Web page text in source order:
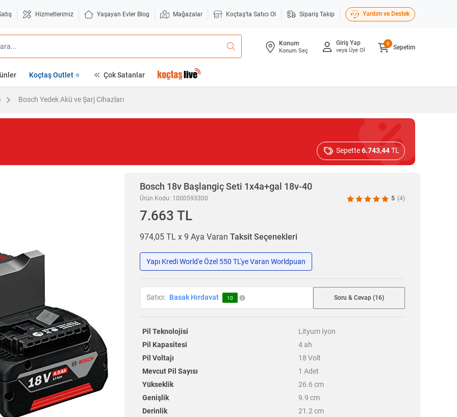
Hizmetlerimiz Yaşayan Evler Blog Mağazalar Koçtaş'ta Satıcı Ol Sipariş Takip Yardım ve Destek
Konum
Konum Seç
Giriş Yap
veya Üye Ol Sepetim
0
Koçtaş Outlet ⭐ Çok Satanlar
Bosch Yedek Akü ve Şarj Cihazları
Sepette6.743,44TL
Bosch 18v Başlangiç Seti 1x4a+gal 18v-40
Ürün Kodu: 1000593300 5 (4)
7.663 TL
974,05 TL x 9 Aya Varan Taksit Seçenekleri
Yapı Kredi World'e Özel 550 TL'ye Varan Worldpuan
Satıcı: Basak Hırdavat 10 Soru & Cevap (16)
Pil Teknolojisi
Lityum İyon
Pil Kapasitesi
4 ah
Pil Voltajı
18 Volt
Mevcut Pil Sayısı
1 Adet
Yükseklik
26.6 cm
Genişlik
9.9 cm
Derinlik
21.2 cm